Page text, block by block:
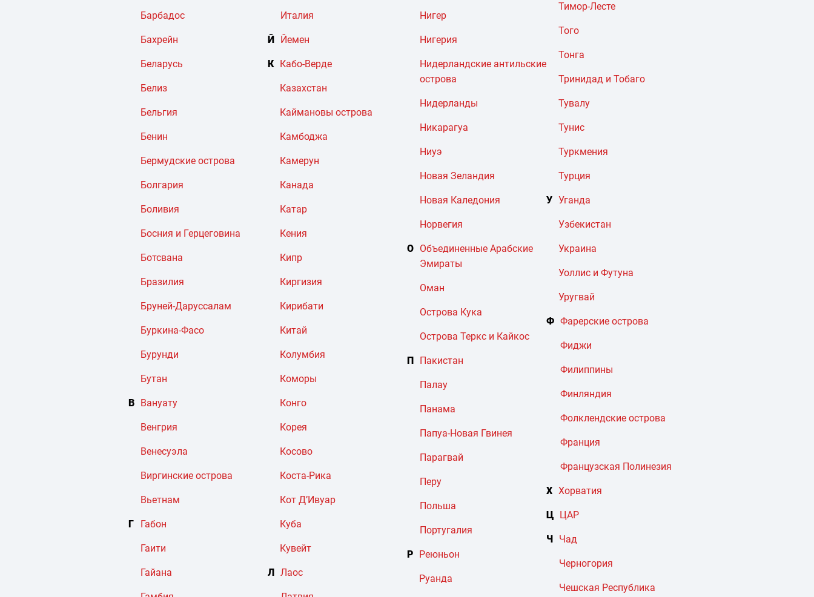
Барбадос
Бахрейн
Беларусь
Белиз
Бельгия
Бенин
Бермудские острова
Болгария
Боливия
Босния и Герцеговина
Ботсвана
Бразилия
Бруней-Даруссалам
Буркина-Фасо
Бурунди
Бутан
В Вануату
Венгрия
Венесуэла
Виргинские острова
Вьетнам
Г Габон
Гаити
Гайана
Италия
Й Йемен
К Кабо-Верде
Казахстан
Каймановы острова
Камбоджа
Камерун
Канада
Катар
Кения
Кипр
Киргизия
Кирибати
Китай
Колумбия
Коморы
Конго
Корея
Косово
Коста-Рика
Кот Д’Ивуар
Куба
Кувейт
Л Лаос
Нигер
Нигерия
Нидерландские антильские
острова
Нидерланды
Никарагуа
Ниуэ
Новая Зеландия
Новая Каледония
Норвегия
О Объединенные Арабские
Эмираты
Оман
Острова Кука
Острова Теркс и Кайкос
П Пакистан
Палау
Панама
Папуа-Новая Гвинея
Парагвай
Перу
Польша
Португалия
Р Реюньон
Руанда
Тимор-Лесте
Того
Тонга
Тринидад и Тобаго
Тувалу
Тунис
Туркмения
Турция
У Уганда
Узбекистан
Украина
Уоллис и Футуна
Уругвай
Ф Фарерские острова
Фиджи
Филиппины
Финляндия
Фолклендские острова
Франция
Французская Полинезия
Х Хорватия
Ц ЦАР
Ч Чад
Черногория
Чешская Республика